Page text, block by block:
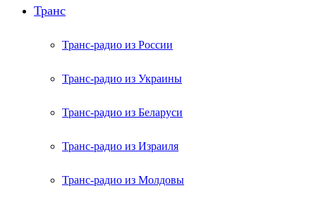
Транс
Транс-радио из России
Транс-радио из Украины
Транс-радио из Беларуси
Транс-радио из Израиля
Транс-радио из Молдовы